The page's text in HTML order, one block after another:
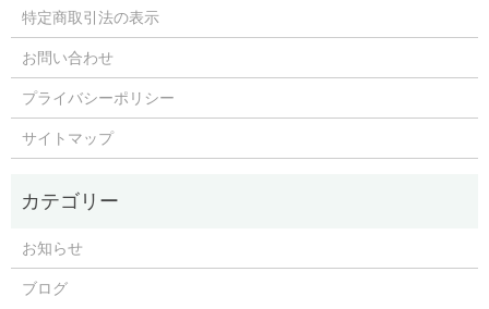
特定商取引法の表示
お問い合わせ
プライバシーポリシー
サイトマップ
お知らせ
ブログ